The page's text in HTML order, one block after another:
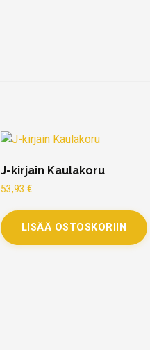
J-kirjain Kaulakoru
53,93 €
LISÄÄ OSTOSKORIIN